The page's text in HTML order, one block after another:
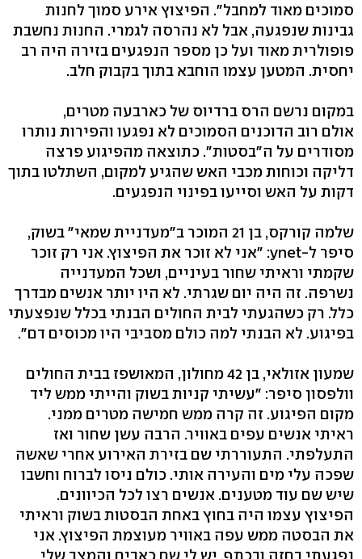
סמוכים מאוד למחבל". הפיצוץ אירע סמוך לחנות
גבינות שנפגעה, אבל לא נהרסה לגמרי. החנות נחשבת
פופולרית מאוד ועל כן מספר הנפגעים בזירה היה רב
יחסית. המטען עצמו הוחבא בתוך בקבוק חלב.
במקום נרשם הרס ברדיוס של כארבעה מטרים,
אולם רוב הדוכנים הסמוכים לא נפגעו והפירות נותרו
מסודרים על ה"בסטות". כתוצאה מהפיגוע פרצה
דליקה וכוחות מכבי האש שהגיע למקום, השתלטו בתוך
דקות על האש וסייעו בפינוי הנפגעים.
שלמה קורקס, בן 21 המוכר ב"מעדניית שמאי" בשוק,
סיפר ל-ynet: "אני לא זוכר את הפיצוץ. אני רק זוכר
שקמתי וראיתי שחור בעיניים, ושכל המעדנייה
נשרפה. זה היה יום שגרתי. לא היו יותר אנשים מבדרך
כלל. רק כשהגעתי לבית החולים הבנתי בכלל שנפצעתי
בפיגוע. לא הבנתי למה כולם מסביבי היו מכוסים דם".
שמעון אזולאי, בן 42 מחולון, המאושפז בבית החולים
וולפסון סיפר: "עשיתי קניות בשוק והייתי ממש ליד
מקום הפיגוע. זה קרה ממש חמישה מטרים ממני.
ראיתי אנשים עפים באוויר. הרבה עשן שחור ואז
התעלפתי. התעוררתי שם בזירת האירוע אחרי שאשה
שפכה עלי מים והעירה אותי. כולם ניסו לברוח וחשבו
שיש שם עוד מטענים. אנשים רצו לכל הכיוונים.
הפיצוץ עצמו היה בחוץ באחת הבסטות בשוק וראיתי
את הבסטה ממש עפה באוויר מעוצמת הפיצוץ. אני